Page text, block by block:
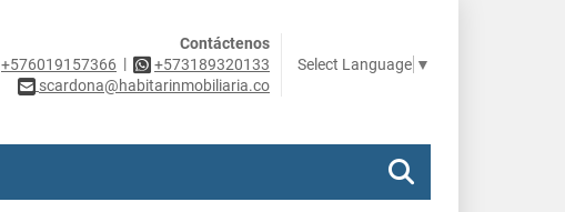
Contáctenos
+576019157366 |
+573189320133
scardona@habitarinmobiliaria.co
Select Language ▼